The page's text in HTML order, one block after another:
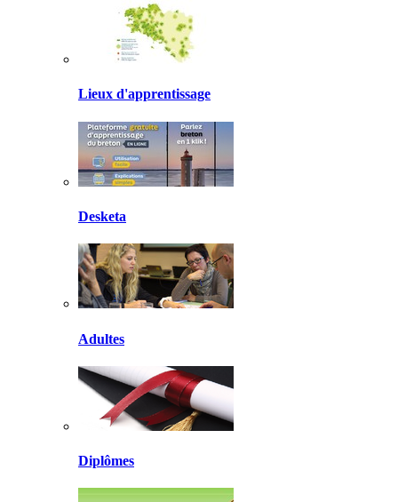
Lieux d'apprentissage
Desketa
Adultes
Diplômes